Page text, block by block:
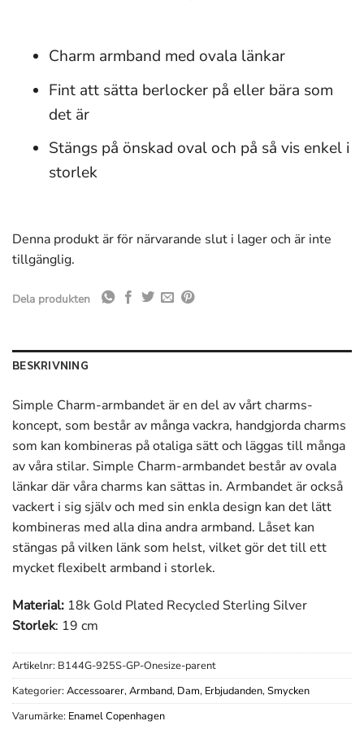
Charm armband med ovala länkar
Fint att sätta berlocker på eller bära som
det är
Stängs på önskad oval och på så vis enkel i
storlek
Denna produkt är för närvarande slut i lager och är inte
tillgänglig.
Dela produkten
BESKRIVNING
Simple Charm-armbandet är en del av vårt charms-
koncept, som består av många vackra, handgjorda charms
som kan kombineras på otaliga sätt och läggas till många
av våra stilar. Simple Charm-armbandet består av ovala
länkar där våra charms kan sättas in. Armbandet är också
vackert i sig själv och med sin enkla design kan det lätt
kombineras med alla dina andra armband. Låset kan
stängas på vilken länk som helst, vilket gör det till ett
mycket flexibelt armband i storlek.
Material: 18k Gold Plated Recycled Sterling Silver
Storlek: 19 cm
Artikelnr: B144G-925S-GP-Onesize-parent
Kategorier:Accessoarer, Armband, Dam, Erbjudanden, Smycken
Varumärke: Enamel Copenhagen